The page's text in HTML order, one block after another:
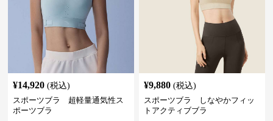
¥14,920 (税込)
スポーツブラ 超軽量通気性ス
ポーツブラ
¥9,880 (税込)
スポーツブラ しなやかフィッ
トアクティブブラ